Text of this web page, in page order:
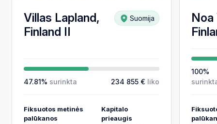
Fiksuotos metinės palūkanos
Villas Lapland,
Finland II
Suomija
47.81% surinkta 234 855 € liko
Fiksuotos metinės
palūkanos
Kapitalo
prieaugis
Noa
100%